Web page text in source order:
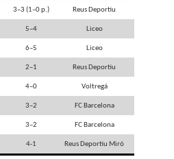
3–3 (1–0 p.) Reus Deportiu
5–4 Liceo
6–5 Liceo
2–1 Reus Deportiu
4–0 Voltregá
3–2 FC Barcelona
3–2 FC Barcelona
4-1 Reus Deportiu Miró